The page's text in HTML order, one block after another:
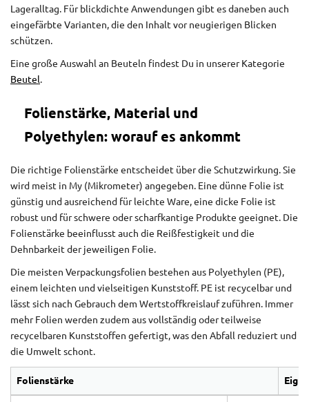
Lageralltag. Für blickdichte Anwendungen gibt es daneben auch
eingefärbte Varianten, die den Inhalt vor neugierigen Blicken
schützen.
Eine große Auswahl an Beuteln findest Du in unserer Kategorie
Beutel.
Folienstärke, Material und
Polyethylen: worauf es ankommt
Die richtige Folienstärke entscheidet über die Schutzwirkung. Sie
wird meist in My (Mikrometer) angegeben. Eine dünne Folie ist
günstig und ausreichend für leichte Ware, eine dicke Folie ist
robust und für schwere oder scharfkantige Produkte geeignet. Die
Folienstärke beeinflusst auch die Reißfestigkeit und die
Dehnbarkeit der jeweiligen Folie.
Die meisten Verpackungsfolien bestehen aus Polyethylen (PE),
einem leichten und vielseitigen Kunststoff. PE ist recycelbar und
lässt sich nach Gebrauch dem Wertstoffkreislauf zuführen. Immer
mehr Folien werden zudem aus vollständig oder teilweise
recycelbaren Kunststoffen gefertigt, was den Abfall reduziert und
die Umwelt schont.
Folienstärke